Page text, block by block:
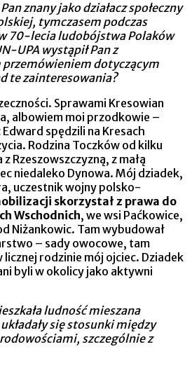
znany jako działacz społeczny
tymczasem podczas
70-lecia ludobójstwa Polaków
UPA wystąpił Pan z
dotyczącym
te zainteresowania?
Sprawami Kresowian
albowiem moi przodkowie –
spędzili na Kresach
Rodzina Toczków od kilku
Rzeszowszczyzną, z małą
niedaleko Dynowa. Mój dziadek,
uczestnik wojny polsko-
skorzystał z prawa do
Wschodnich, we wsi Paćkowice,
Niżankowic. Tam wybudował
– sady owocowe, tam
licznej rodzinie mój ojciec. Dziadek
byli w okolicy jako aktywni
ludność mieszana
się stosunki między
szczególnie z